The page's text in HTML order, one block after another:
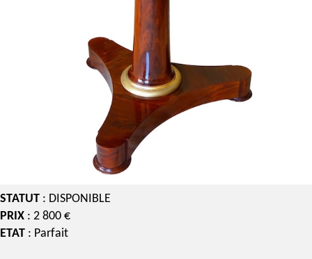
STATUT : DISPONIBLE
PRIX : 2 800 €
ETAT : Parfait